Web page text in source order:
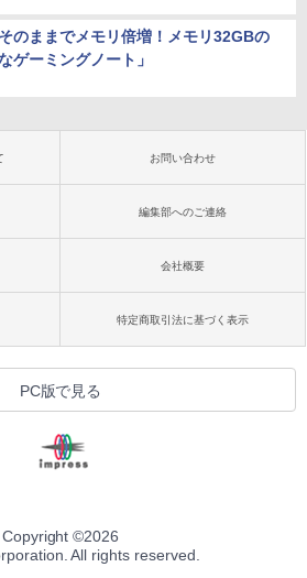
のままでメモリ倍増！メモリ32GBの
ゲーミングノート」
お問い合わせ
編集部へのご連絡
会社概要
特定商取引法に基づく表示
PC版で見る
Copyright ©2026
All rights reserved.